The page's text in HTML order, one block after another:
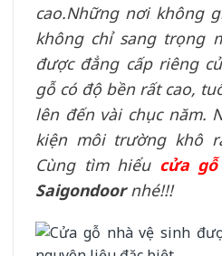
cao.Những nơi không
không chỉ sang trọng
được đẳng cấp riêng
gỗ có độ bền rất cao,
lên đến vài chục năm.
kiện môi trường khô
Cùng tìm hiểu cửa
Saigondoornhé!!!